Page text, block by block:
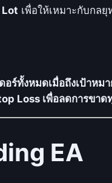
L
ก
ล
ยุ
ธ์
R
Lot เพื่อให้เหมาะกับกลยุ
อร์ทั้งหมดเมื่อถึงเป้าหม
Loss เพื่อลดการขาด
EA